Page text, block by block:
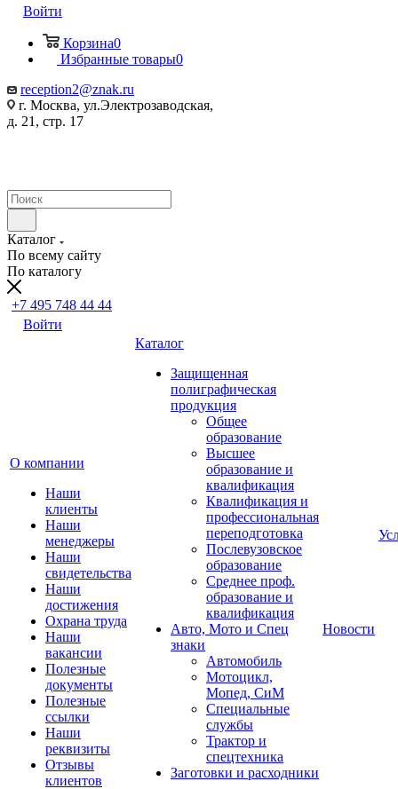
Войти
Корзина0
Избранные товары0
reception2@znak.ru
г. Москва, ул.Электрозаводская,
д. 21, стр. 17
Каталог
По всему сайту
По каталогу
+7 495 748 44 44
Войти
О компании
Наши
клиенты
Наши
менеджеры
Наши
свидетельства
Наши
достижения
Охрана труда
Наши
вакансии
Полезные
документы
Полезные
ссылки
Наши
реквизиты
Отзывы
клиентов
Каталог
Защищенная
полиграфическая
продукция
Общее
образование
Высшее
образование и
квалификация
Квалификация и
профессиональная
переподготовка
Послевузовское
образование
Среднее проф.
образование и
квалификация
Авто, Мото и Спец
знаки
Автомобиль
Мотоцикл,
Мопед, СиМ
Специальные
службы
Трактор и
спецтехника
Заготовки и расходники
Новости